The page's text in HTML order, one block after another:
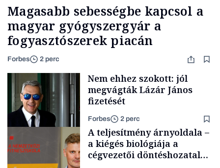
Magasabb sebességbe kapcsol a
magyar gyógyszergyár a
fogyasztószerek piacán
Forbes 2 perc
Nem ehhez szokott: jól
megvágták Lázár János
fizetését
Forbes 2 perc
A teljesítmény árnyoldala –
a kiégés biológiája a
cégvezetői döntéshozatal